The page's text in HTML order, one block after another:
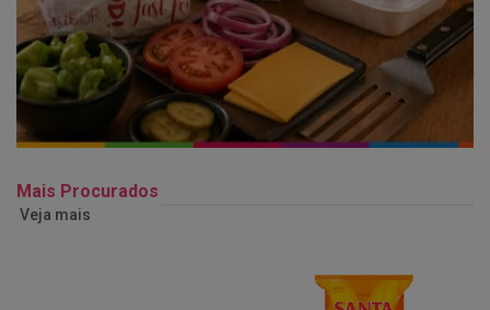
Mais Procurados
Veja mais